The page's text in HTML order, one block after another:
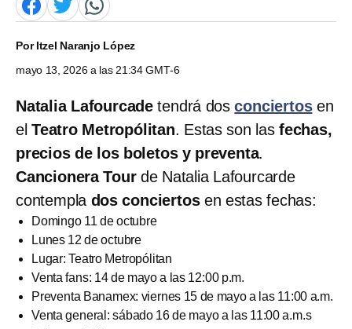
PorItzel Naranjo López
mayo 13, 2026 a las 21:34 GMT-6
Natalia Lafourcade tendrá dos conciertosen
el Teatro Metropólitan. Estas son lasfechas,
precios de los boletos y preventa.
Cancionera Tour de Natalia Lafourcarde
contempla dos conciertosen estas fechas:
Domingo 11 de octubre
Lunes 12 de octubre
Lugar: Teatro Metropólitan
Venta fans: 14 de mayo a las 12:00 p.m.
Preventa Banamex: viernes 15 de mayo a las 11:00 a.m.
Venta general: sábado 16 de mayo a las 11:00 a.m.s